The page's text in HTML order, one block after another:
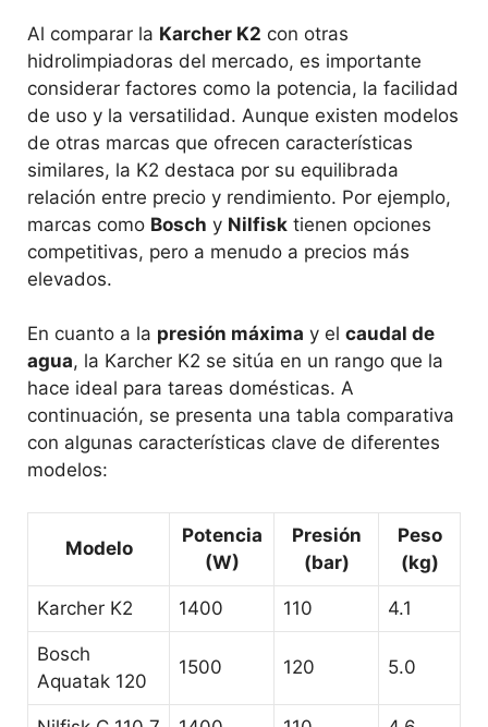
Al comparar la Karcher K2 con otras
hidrolimpiadoras del mercado, es importante
considerar factores como la potencia, la facilidad
de uso y la versatilidad. Aunque existen modelos
de otras marcas que ofrecen características
similares, la K2 destaca por su equilibrada
relación entre precio y rendimiento. Por ejemplo,
marcas como Bosch y Nilfisk tienen opciones
competitivas, pero a menudo a precios más
elevados.
En cuanto a la presión máxima y el caudal de
agua, la Karcher K2 se sitúa en un rango que la
hace ideal para tareas domésticas. A
continuación, se presenta una tabla comparativa
con algunas características clave de diferentes
modelos:
Modelo
Potencia
(W)
Presión
(bar)
Peso
(kg)
Karcher K2 1400 110 4.1
Bosch
Aquatak 120
1500 120 5.0